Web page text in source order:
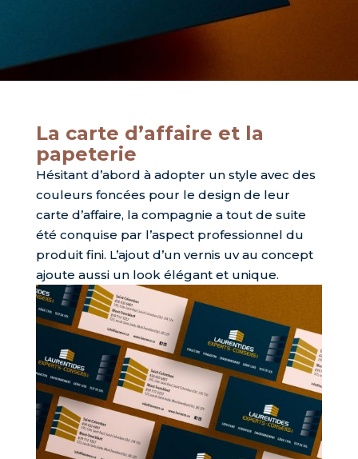
La carte d’affaire et la
papeterie
Hésitant d’abord à adopter un style avec des
couleurs foncées pour le design de leur
carte d’affaire, la compagnie a tout de suite
été conquise par l’aspect professionnel du
produit fini. L’ajout d’un vernis uv au concept
ajoute aussi un look élégant et unique.